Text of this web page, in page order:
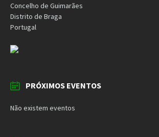
Concelho de Guimarães
Distrito de Braga
Portugal
PRÓXIMOS EVENTOS
Não existem eventos